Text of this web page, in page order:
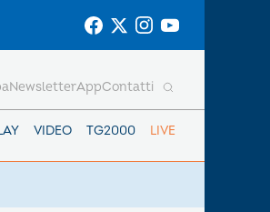
VIDEO TG2000 LIVE
NewsletterAppContatti